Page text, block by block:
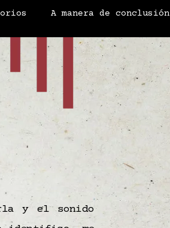
A manera de conclusión
y el sonido